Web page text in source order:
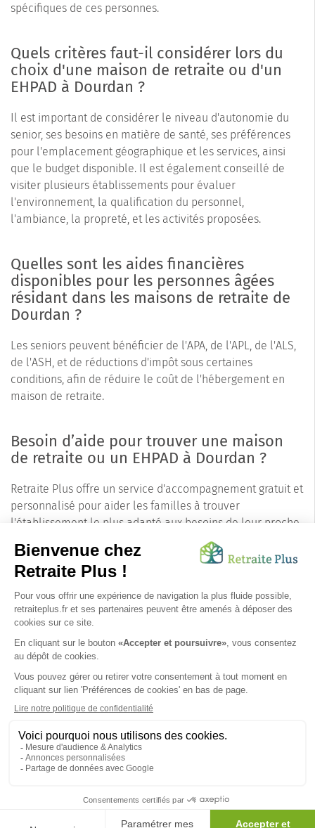
spécifiques de ces personnes.
Quels critères faut-il considérer lors du
choix d'une maison de retraite ou d'un
EHPAD à Dourdan ?
Il est important de considérer le niveau d'autonomie du
senior, ses besoins en matière de santé, ses préférences
pour l'emplacement géographique et les services, ainsi
que le budget disponible. Il est également conseillé de
visiter plusieurs établissements pour évaluer
l'environnement, la qualification du personnel,
l'ambiance, la propreté, et les activités proposées.
Quelles sont les aides financières
disponibles pour les personnes âgées
résidant dans les maisons de retraite de
Dourdan ?
Les seniors peuvent bénéficier de l'APA, de l'APL, de l'ALS,
de l'ASH, et de réductions d'impôt sous certaines
conditions, afin de réduire le coût de l'hébergement en
maison de retraite.
Besoin d’aide pour trouver une maison
de retraite ou un EHPAD à Dourdan ?
Retraite Plus offre un service d'accompagnement gratuit et
personnalisé pour aider les familles à trouver
l'établissement le plus adapté aux besoins de leur proche
âgé, en fournissant des informations sur les
établissements, les services, et les aides financières
disponibles.
Avec Retraite Plus, trouvez une maison de retraite ou un
EHPAD dans l’Essonne en toute simplicité !
Un conseil ? Des questions ? Contactez-nous !
SUIVEZ-NOUS SUR :
Protection données personnelles
Nous vous informons de l'existence de la liste d'opposition
au démarchage téléphonique. Inscription surbloctel.gouv.fr